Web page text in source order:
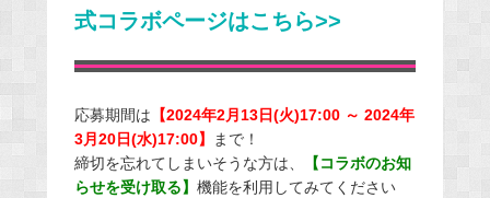
式コラボページはこちら>>
応募期間は 【2024年2月13日(火)17:00 ～ 2024年
3月20日(水)17:00】
まで！
締切を忘れてしまいそうな方は、
【コラボのお知
らせを受け取る】 機能を利用してみてください